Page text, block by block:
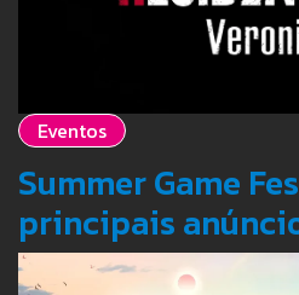
Eventos
Summer Game
principais